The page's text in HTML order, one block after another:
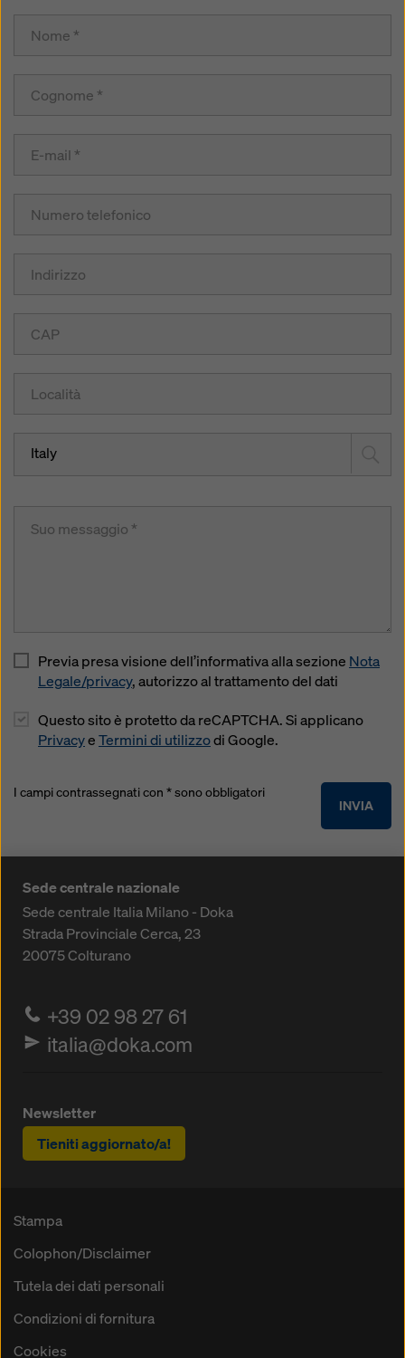
Italy
Previa presa visione dell’informativa alla sezione Nota
Legale/privacy, autorizzo al trattamento del dati
Questo sito è protetto da reCAPTCHA. Si applicano
PrivacyeTermini di utilizzodi Google.
INVIA
I campi contrassegnati con * sono obbligatori
Sede centrale nazionale
Sede centrale Italia Milano - Doka
Strada Provinciale Cerca, 23
20075Colturano
+39 02 98 27 61
italia@doka.com
Newsletter
Tieniti aggiornato/a!
Stampa
Colophon/Disclaimer
Tutela dei dati personali
Condizioni di fornitura
Cookies